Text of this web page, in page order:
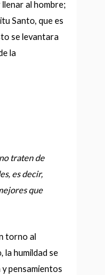
llenar al hombre;
Santo, que es
se levantara
la
traten de
es decir,
que
torno al
la humildad se
y pensamientos